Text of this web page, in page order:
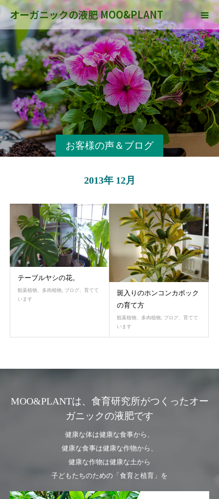
オーガニックの液肥 MOO&PLANT
お客様の声＆ブログ
2013年 12月
テーブルヤシの花。
観葉植物、多肉植物, ブログ、育てて
います
斑入りのホンコンカポック
の育て方
観葉植物、多肉植物
ブログ、育てて
います
MOO&PLANTは、食育研究所がつくったオー
ガニックの液肥です
健康な体は健康な食事から、
健康な食事は健康な作物から、
健康な作物は健康な土から
子どもたちのための「食育と植育」を